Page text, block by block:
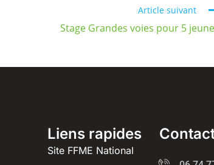
Article suivant
Stage Grandes voies pour 5
Liens rapides
Site FFME National